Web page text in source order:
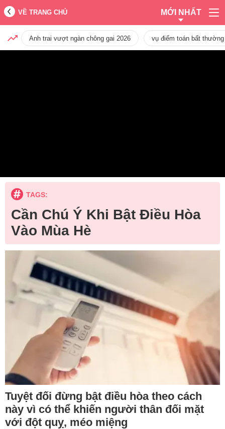
VỀ TRANG CHỦ MỚI NHẤT
Anh trai vượt ngàn chông gai 2026 vụ điểm toán bất
TAGS:
Cần Chú Ý Khi Bật Điều Hòa
Vào Mùa Hè
Tuyệt đối đừng bật điều hòa theo cách
này vì có thể khiến người thân đối mặt
với đột quỵ, méo miệng